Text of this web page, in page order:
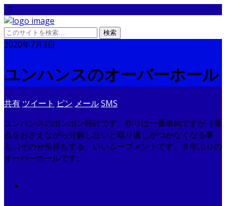
2020年7月3日
ユンハンスのオーバーホール
共有 ツイート ピン メールSMS
ユンハンスのボンボン時計です。作りは一番単純ですが（要
点をおさえながら分解しないと取り返しがつかなくなる事
も…)その分長持ちする、いいムーブメントです。６年ぶりの
オーバーホールです。